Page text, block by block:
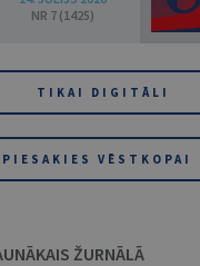
NR 7 (1425)
TIKAI DIGITĀLI
PIESAKIES VĒSTKOPAI
ŽURNĀLĀ